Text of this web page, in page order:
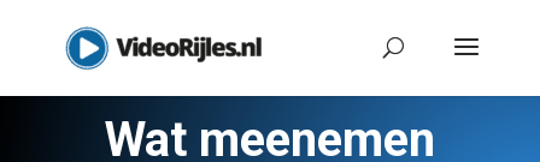
Wat meenemen